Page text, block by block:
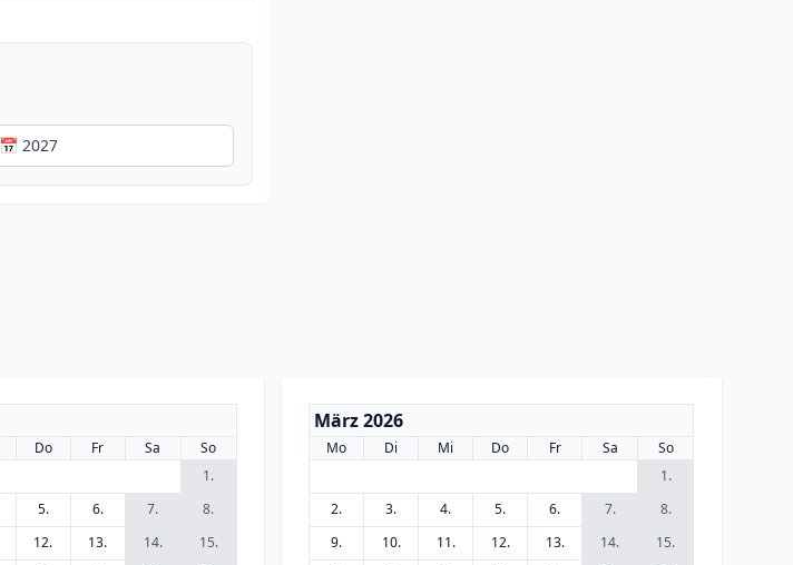
📅 2027
Do Fr Sa
So
1.
5. 6. 7.
8.
12. 13. 14.
15.
März 2026
Mo Di Mi Do Fr Sa
So
1.
2.
3. 4. 5. 6. 7.
8.
9.
10. 11. 12. 13. 14.
15.